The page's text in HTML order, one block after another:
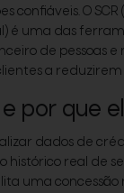
confiáveis. O
é uma das
de pessoas e
a
e por que
dados de
histórico real de
uma